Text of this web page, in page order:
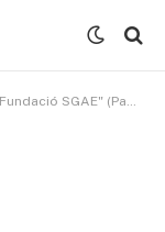
SGAE" (Page 2)